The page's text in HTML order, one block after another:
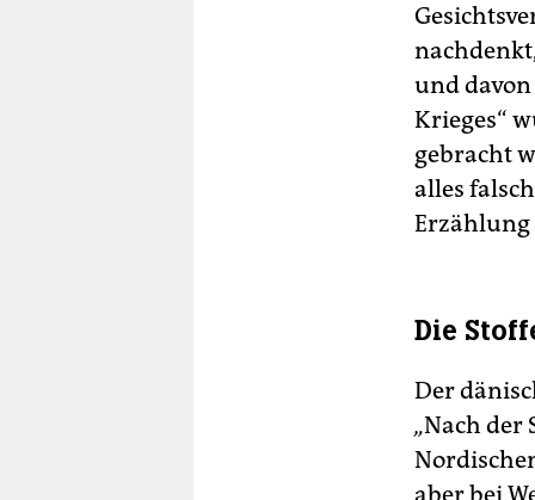
und
Krieges“
gebracht
alles
Die
Der
„Nach der
aber bei